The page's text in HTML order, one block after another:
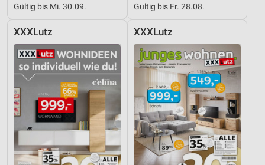
Gültig bis Mi. 30.09. Gültig bis Fr. 28.08.
XXXLutz XXXLutz
Messung der Werbeleistung
Messung der Performance von Inhalten
Analyse von Zielgruppen durch Statistiken oder
Kombinationen von Daten aus verschiedenen
Quellen
Entwicklung und Verbesserung der Angebote
Verwendung reduzierter Daten zur Auswahl von
IAB-Besonderheiten: